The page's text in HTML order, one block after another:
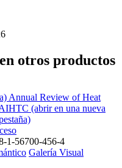
otros productos
Annual Review of Heat
(abrir en una nueva
1-56700-456-4
Galería Visual